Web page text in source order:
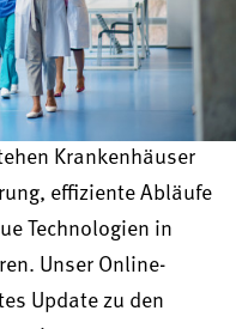
Krankenhäuser
effiziente Abläufe
Technologien in
Unser Online-
Update zu den